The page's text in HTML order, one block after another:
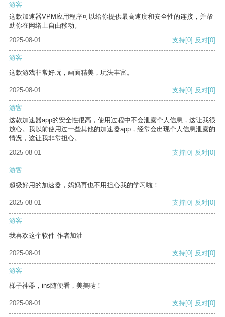
游客
这款加速器VPM应用程序可以给你提供最高速度和安全性的连接，并帮
助你在网络上自由移动。
2025-08-01
支持[0] 反对[0]
游客
这款游戏非常好玩，画面精美，玩法丰富。
2025-08-01 支持[0] 反对[0]
游客
这款加速器app的安全性很高，使用过程中不会泄露个人信息，这让我很
放心。我以前使用过一些其他的加速器app，经常会出现个人信息泄露的
情况，这让我非常担心。
2025-08-01
支持[0] 反对[0]
游客
超级好用的加速器，妈妈再也不用担心我的学习啦！
2025-08-01 支持[0] 反对[0]
游客
我喜欢这个软件 作者加油
2025-08-01 支持[0] 反对[0]
游客
梯子神器，ins随便看，美美哒！
2025-08-01 支持[0] 反对[0]